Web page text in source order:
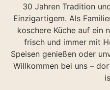
30 Jahren Tradition
Einzigartigem. Als
koschere Küche auf ein
frisch und immer mit
Speisen genießen oder
Willkommen bei uns –